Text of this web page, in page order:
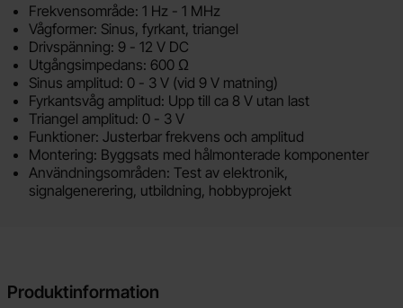
Frekvensområde: 1 Hz - 1 MHz
Vågformer: Sinus, fyrkant, triangel
Drivspänning: 9 - 12 V DC
Utgångsimpedans: 600 Ω
Sinus amplitud: 0 - 3 V (vid 9 V matning)
Fyrkantsvåg amplitud: Upp till ca 8 V utan last
Triangel amplitud: 0 - 3 V
Funktioner: Justerbar frekvens och amplitud
Montering: Byggsats med hålmonterade komponenter
Användningsområden: Test av elektronik,
signalgenerering, utbildning, hobbyprojekt
Produktinformation